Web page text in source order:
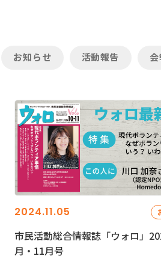
お知らせ 活動報告
2024.11.05
市民活動総合情報誌「ウォロ」
月・11月号